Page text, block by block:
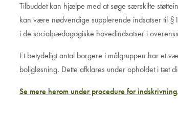
Tilbuddet kan hjælpe med at søge særskilte
kan være nødvendige supplerende indsatser til
i de socialpædagogiske hovedindsatser i
Et betydeligt antal borgere i målgruppen har et
boligløsning. Dette afklares under opholdet i tæt
Se mere herom under procedure for indskrivning.